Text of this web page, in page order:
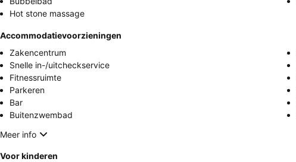
Hot stone massage
Accommodatievoorzieningen
Zakencentrum
Snelle in-/uitcheckservice
Fitnessruimte
Parkeren
Bar
Buitenzwembad
Meer info
Voor kinderen